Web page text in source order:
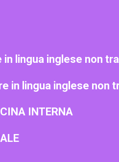
in lingua inglese non
in lingua inglese non
INTERNA